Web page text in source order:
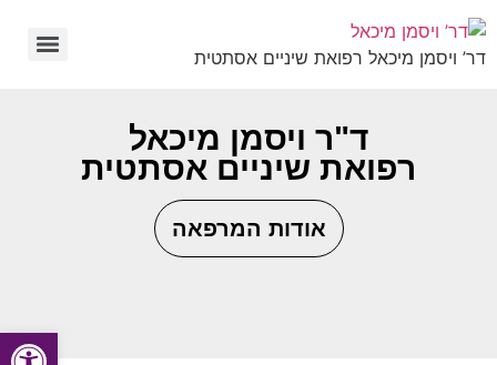
לתוכן
דר’ ויסמן מיכאל רפואת שיניים אסתטית
ד"ר ויסמן מיכאל
רפואת שיניים אסתטית
אודות המרפאה